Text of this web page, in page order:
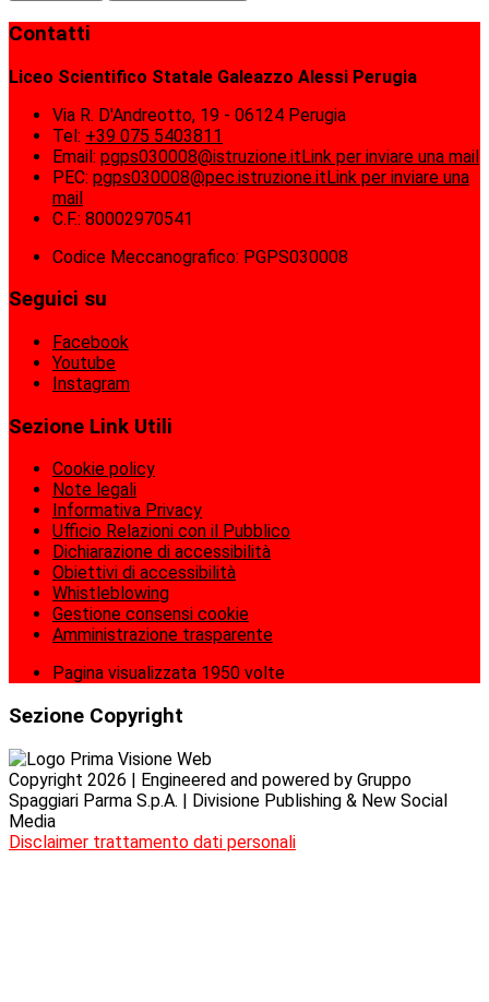
Contatti
Liceo Scientifico Statale Galeazzo Alessi Perugia
Via R. D'Andreotto, 19 - 06124 Perugia
Tel: +39 075 5403811
Email: pgps030008@istruzione.itLink per inviare una mail
PEC: pgps030008@pec.istruzione.itLink per inviare una
mail
C.F.: 80002970541
Codice Meccanografico: PGPS030008
Seguici su
Facebook
Youtube
Instagram
Sezione Link Utili
Cookie policy
Note legali
Informativa Privacy
Ufficio Relazioni con il Pubblico
Dichiarazione di accessibilità
Obiettivi di accessibilità
Whistleblowing
Gestione consensi cookie
Amministrazione trasparente
Pagina visualizzata 1950 volte
Sezione Copyright
Copyright 2026 | Engineered and powered by Gruppo
Spaggiari Parma S.p.A. | Divisione Publishing & New Social
Media
Disclaimer trattamento dati personali